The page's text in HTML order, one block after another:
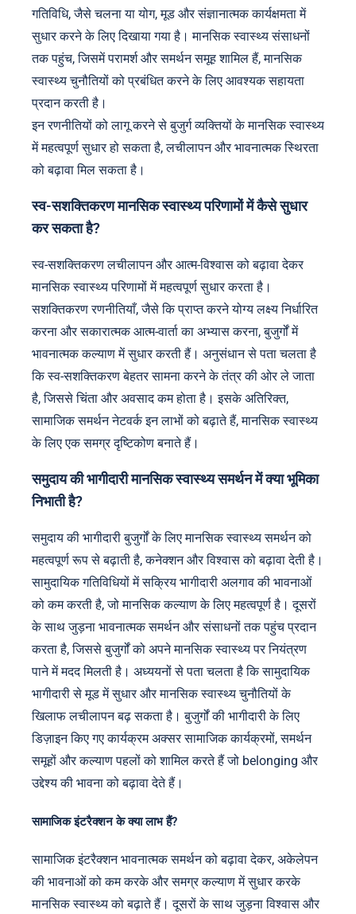
गतिविधि, जैसे चलना या योग, मूड और संज्ञानात्मक कार्यक्षमता में
सुधार करने के लिए दिखाया गया है। मानसिक स्वास्थ्य संसाधनों
तक पहुंच, जिसमें परामर्श और समर्थन समूह शामिल हैं, मानसिक
स्वास्थ्य चुनौतियों को प्रबंधित करने के लिए आवश्यक सहायता
प्रदान करती है।
इन रणनीतियों को लागू करने से बुजुर्ग व्यक्तियों के मानसिक स्वास्थ्य
में महत्वपूर्ण सुधार हो सकता है, लचीलापन और भावनात्मक स्थिरता
को बढ़ावा मिल सकता है।
स्व-सशक्तिकरण मानसिक स्वास्थ्य परिणामों में कैसे सुधार
कर सकता है?
स्व-सशक्तिकरण लचीलापन और आत्म-विश्वास को बढ़ावा देकर
मानसिक स्वास्थ्य परिणामों में महत्वपूर्ण सुधार करता है।
सशक्तिकरण रणनीतियाँ, जैसे कि प्राप्त करने योग्य लक्ष्य निर्धारित
करना और सकारात्मक आत्म-वार्ता का अभ्यास करना, बुजुर्गों में
भावनात्मक कल्याण में सुधार करती हैं। अनुसंधान से पता चलता है
कि स्व-सशक्तिकरण बेहतर सामना करने के तंत्र की ओर ले जाता
है, जिससे चिंता और अवसाद कम होता है। इसके अतिरिक्त,
सामाजिक समर्थन नेटवर्क इन लाभों को बढ़ाते हैं, मानसिक स्वास्थ्य
के लिए एक समग्र दृष्टिकोण बनाते हैं।
समुदाय की भागीदारी मानसिक स्वास्थ्य समर्थन में क्या भूमिका
निभाती है?
समुदाय की भागीदारी बुजुर्गों के लिए मानसिक स्वास्थ्य समर्थन को
महत्वपूर्ण रूप से बढ़ाती है, कनेक्शन और विश्वास को बढ़ावा देती है।
सामुदायिक गतिविधियों में सक्रिय भागीदारी अलगाव की भावनाओं
को कम करती है, जो मानसिक कल्याण के लिए महत्वपूर्ण है। दूसरों
के साथ जुड़ना भावनात्मक समर्थन और संसाधनों तक पहुंच प्रदान
करता है, जिससे बुजुर्गों को अपने मानसिक स्वास्थ्य पर नियंत्रण
पाने में मदद मिलती है। अध्ययनों से पता चलता है कि सामुदायिक
भागीदारी से मूड में सुधार और मानसिक स्वास्थ्य चुनौतियों के
खिलाफ लचीलापन बढ़ सकता है। बुजुर्गों की भागीदारी के लिए
डिज़ाइन किए गए कार्यक्रम अक्सर सामाजिक कार्यक्रमों, समर्थन
समूहों और कल्याण पहलों को शामिल करते हैं जो belonging और
उद्देश्य की भावना को बढ़ावा देते हैं।
सामाजिक इंटरैक्शन के क्या लाभ हैं?
सामाजिक इंटरैक्शन भावनात्मक समर्थन को बढ़ावा देकर, अकेलेपन
की भावनाओं को कम करके और समग्र कल्याण में सुधार करके
मानसिक स्वास्थ्य को बढ़ाते हैं। दूसरों के साथ जुड़ना विश्वास और